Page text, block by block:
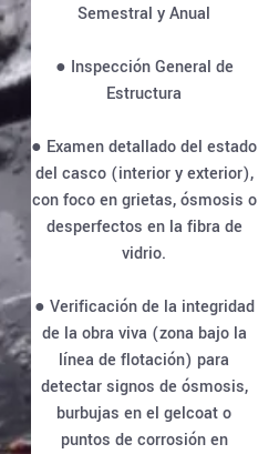
Semestral y Anual
● Inspección General de
Estructura
● Examen detallado del estado
del casco (interior y exterior),
con foco en grietas, ósmosis o
desperfectos en la fibra de
vidrio.
● Verificación de la integridad
de la obra viva (zona bajo la
línea de flotación) para
detectar signos de ósmosis,
burbujas en el gelcoat o
puntos de corrosión en